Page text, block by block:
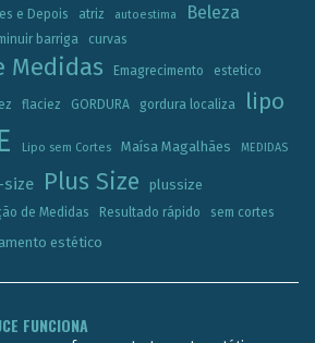
e Depois atriz autoestima Beleza
barriga curvas
Medidas Emagrecimento estetico
flaciez GORDURA gordura localiza lipo
Lipo sem Cortes Maísa Magalhães MEDIDAS
size Plus Size
plussize
de Medidas Resultado rápido sem cortes
estético
FUNCIONA